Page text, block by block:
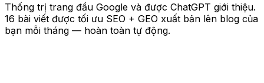
Thống trị trang đầu Google và được ChatGPT giới thiệu.
16 bài viết được tối ưu SEO + GEO xuất bản lên blog của
bạn mỗi tháng — hoàn toàn tự động.